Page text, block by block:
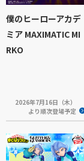
僕のヒーローアカデ
ミア MAXIMATIC MI
RKO
2026年7月16日（木）
より順次登場予定